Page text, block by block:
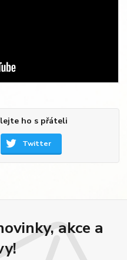
ho s přáteli
Twitter
akce a